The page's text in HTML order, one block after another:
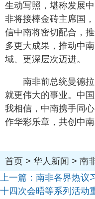
生动写照，堪称发展
非将接棒金砖主席国
信中南将密切配合，推
多更大成果，推动中
域、更深层次迈进。
南非前总统曼德
就更伟大的事业。中国
我相信，中南携手同
作华彩乐章，共创中南
首页 > 华人新闻 > 南
上一篇： 南非各界热议
十四次会晤等系列活动